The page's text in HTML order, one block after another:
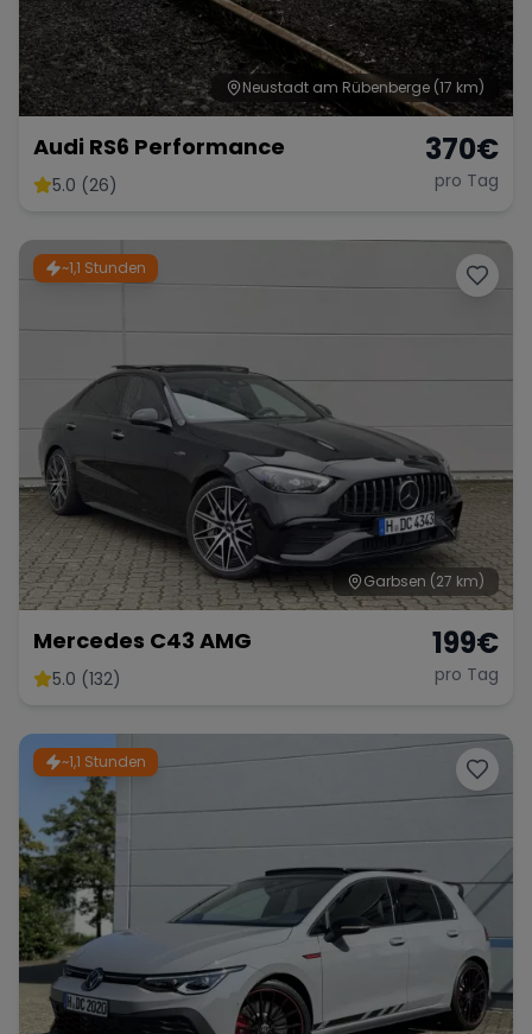
Neustadt am Rübenberge (17 km)
Audi RS6 Performance
5.0 (26)
370€
pro Tag
~1,1 Stunden
Garbsen (27 km)
Mercedes C43 AMG
5.0 (132)
199€
pro Tag
~1,1 Stunden